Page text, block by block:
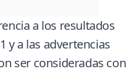
a los resultados
y a las advertencias
ser consideradas con